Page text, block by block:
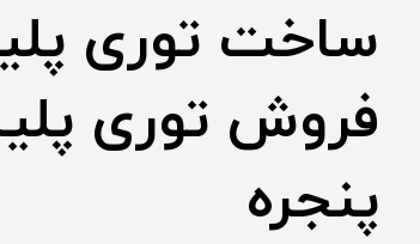
ساخت توری
فروش توری
پنجره